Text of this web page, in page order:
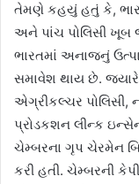
તેમણે કહયું હતું કે,
અને પાંચ પોલિસી ખૂબ
ભારતમાં અનાજનું
સમાવેશ થાય છે.
એગ્રીકલ્ચર પોલિસી,
પ્રોડકશન લીન્ક
ચેમ્બરના ગૃપ ચેરમેન
કરી હતી. ચેમ્બરની